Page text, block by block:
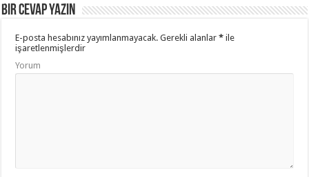
Bir cevap yazın
E-posta hesabınız yayımlanmayacak. Gerekli alanlar* ile
işaretlenmişlerdir
Yorum